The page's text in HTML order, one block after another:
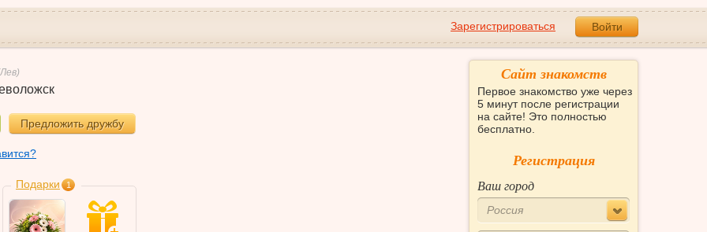
Зарегистрироваться Войти
Предложить дружбу
Подарки 1
Сайт знакомств
Первое знакомство уже через
5 минут после регистрации
на сайте! Это полностью
бесплатно.
Регистрация
Ваш город
Россия